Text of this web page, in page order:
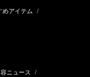
めアイテム /
ニュース /